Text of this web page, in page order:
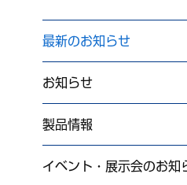
最新のお知らせ
お知らせ
製品情報
イベント・展示会のお知